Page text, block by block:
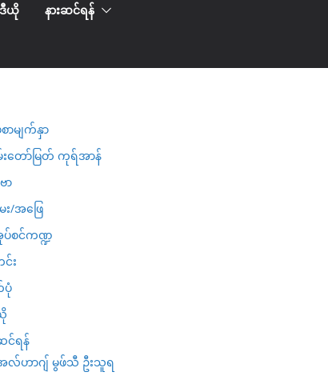
ယို နားဆင်ရန်
ာမျက်နှာ
းတော်မြတ် ကုရ်အာန်
ာ
း/အဖြေ
ပ်စင်ကဏ္ဍ
း
ပုံ
င်ရန်
လ်ဟာဂျ် မွဖ်သီ ဦးသူရ